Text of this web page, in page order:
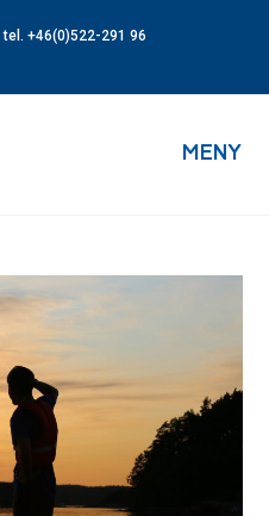
| tel. +46(0)522-291 96
MENY